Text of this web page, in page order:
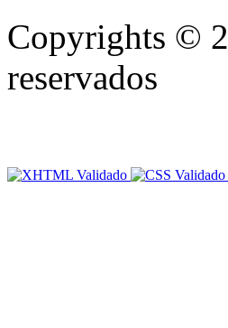
Copyrights ©
reservados